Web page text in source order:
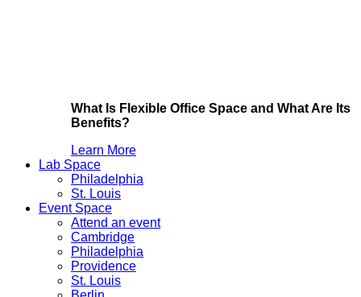
What Is Flexible Office Space and What Are Its
Benefits?
Learn More
Lab Space
Philadelphia
St. Louis
Event Space
Attend an event
Cambridge
Philadelphia
Providence
St. Louis